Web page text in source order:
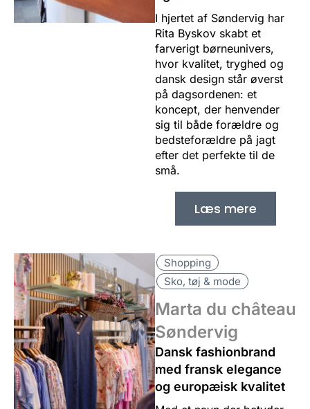
I hjertet af Søndervig har
Rita Byskov skabt et
farverigt børneunivers,
hvor kvalitet, tryghed og
dansk design står øverst
på dagsordenen: et
koncept, der henvender
sig til både forældre og
bedsteforældre på jagt
efter det perfekte til de
små.
Læs mere
Shopping
Sko, tøj & mode
Marta du château
Søndervig
Dansk fashionbrand
med fransk elegance
og europæisk kvalitet